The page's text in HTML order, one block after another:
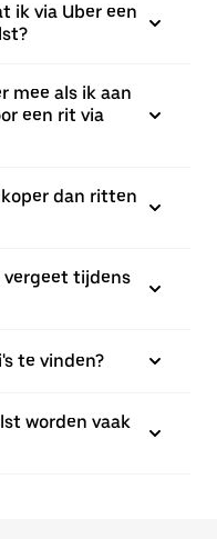
ik via Uber een
mee als ik aan
een rit via
dan ritten
vergeet tijdens
te vinden?
worden vaak